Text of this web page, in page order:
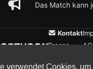
verwendet Cookies, um
Das Match kann
Kontakt
Presse